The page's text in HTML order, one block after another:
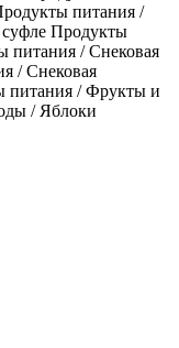
питания /
суфле Продукты
питания / Снековая
/ Снековая
питания / Фрукты и
/ Яблоки